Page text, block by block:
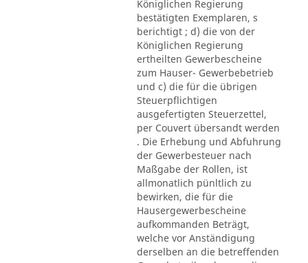
Königlichen Regierung
bestätigten Exemplaren, s
berichtigt ; d) die von der
Königlichen Regierung
ertheilten Gewerbescheine
zum Hauser- Gewerbebetrieb
und c) die für die übrigen
Steuerpflichtigen
ausgefertigten Steuerzettel,
per Couvert übersandt werden
. Die Erhebung und Abfuhrung
der Gewerbesteuer nach
Maßgabe der Rollen, ist
allmonatlich pünltlich zu
bewirken, die für die
Hausergewerbescheine
aufkommanden Beträgt,
welche vor Anständigung
derselben an die betreffenden